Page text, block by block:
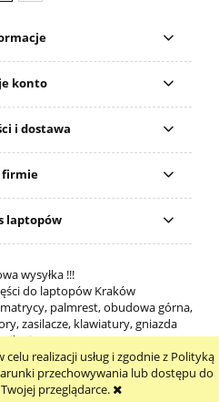
realizacji usług i zgodnie z Polityką
przechowywania lub dostępu do
przeglądarce.
konto
i dostawa
firmie
laptopów
wysyłka !!!
do laptopów Kraków
palmrest, obudowa górna,
zasilacze, klawiatury, gniazda
wersję strony
Shoper.pl